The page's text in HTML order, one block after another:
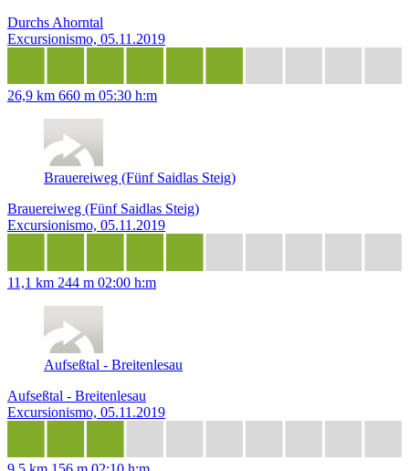
Durchs Ahorntal
Excursionismo, 05.11.2019
26,9 km 660 m 05:30 h:m
Brauereiweg (Fünf Saidlas Steig)
Brauereiweg (Fünf Saidlas Steig)
Excursionismo, 05.11.2019
11,1 km 244 m 02:00 h:m
Aufseßtal - Breitenlesau
Aufseßtal - Breitenlesau
Excursionismo, 05.11.2019